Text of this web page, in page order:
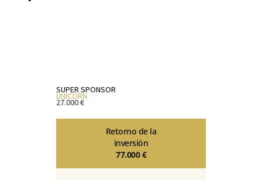
SUPER SPONSOR
UNICORN
27.000 €
Retorno de la
inversión
77.000 €